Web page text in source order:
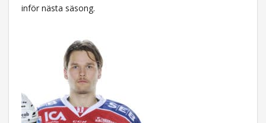
inför nästa säsong.